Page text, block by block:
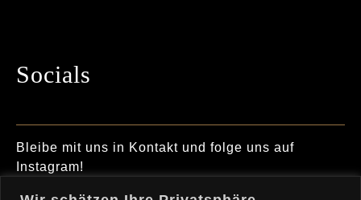
Socials
Bleibe mit uns in Kontakt und folge uns auf
Instagram!